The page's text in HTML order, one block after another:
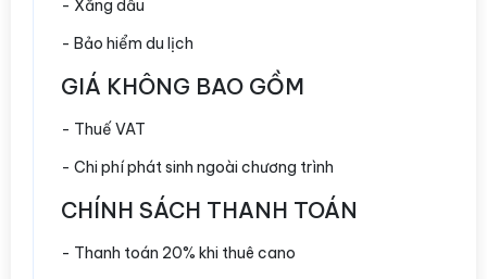
- Xăng dầu
- Bảo hiểm du lịch
GIÁ KHÔNG BAO GỒM
- Thuế VAT
- Chi phí phát sinh ngoài chương trình
CHÍNH SÁCH THANH TOÁN
- Thanh toán 20% khi thuê cano